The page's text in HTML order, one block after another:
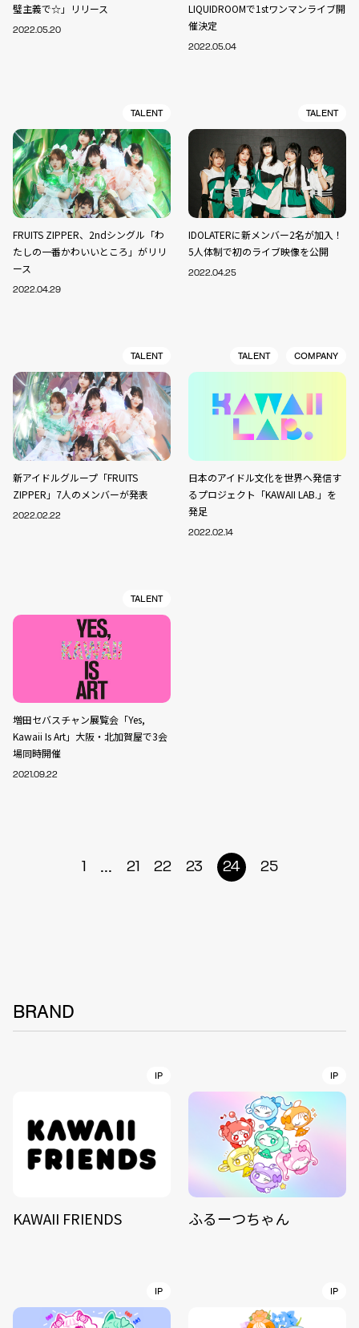
璧主義で☆」リリース
2022.05.20
LIQUIDROOMで1stワンマンライブ開
催決定
2022.05.04
TALENT
FRUITS ZIPPER、2ndシングル「わ
たしの一番かわいいところ」がリリ
ース
2022.04.29
TALENT
IDOLATERに新メンバー2名が加入！
5人体制で初のライブ映像を公開
2022.04.25
TALENT
新アイドルグループ「FRUITS
ZIPPER」7人のメンバーが発表
2022.02.22
TALENT COMPANY
日本のアイドル文化を世界へ発信す
るプロジェクト「KAWAII LAB.」を
発足
2022.02.14
TALENT
増田セバスチャン展覧会「Yes,
Kawaii Is Art」大阪・北加賀屋で3会
場同時開催
2021.09.22
1 ... 21 22 23 24 25
BRAND
IP
KAWAII FRIENDS
IP
ふるーつちゃん
IP IP